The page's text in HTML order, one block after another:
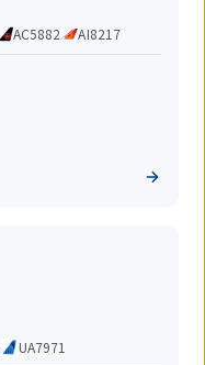
AC5882 AI8217
UA7971